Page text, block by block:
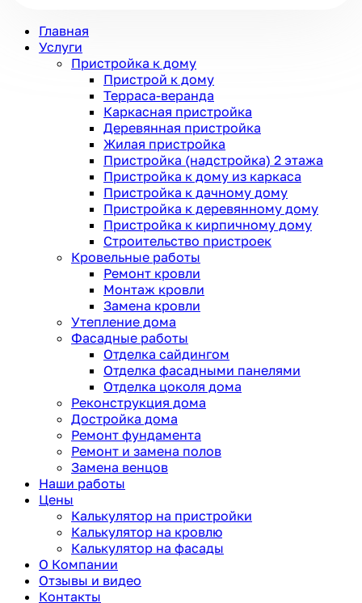
Главная
Услуги
Пристройка к дому
Пристрой к дому
Терраса-веранда
Каркасная пристройка
Деревянная пристройка
Жилая пристройка
Пристройка (надстройка) 2 этажа
Пристройка к дому из каркаса
Пристройка к дачному дому
Пристройка к деревянному дому
Пристройка к кирпичному дому
Строительство пристроек
Кровельные работы
Ремонт кровли
Монтаж кровли
Замена кровли
Утепление дома
Фасадные работы
Отделка сайдингом
Отделка фасадными панелями
Отделка цоколя дома
Реконструкция дома
Достройка дома
Ремонт фундамента
Ремонт и замена полов
Замена венцов
Наши работы
Цены
Калькулятор на пристройки
Калькулятор на кровлю
Калькулятор на фасады
О Компании
Отзывы и видео
Контакты